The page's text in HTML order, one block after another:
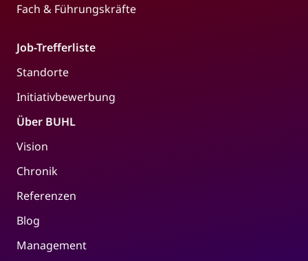
Fach & Führungskräfte
Job-Trefferliste
Standorte
Initiativbewerbung
Über BUHL
Vision
Chronik
Referenzen
Blog
Management